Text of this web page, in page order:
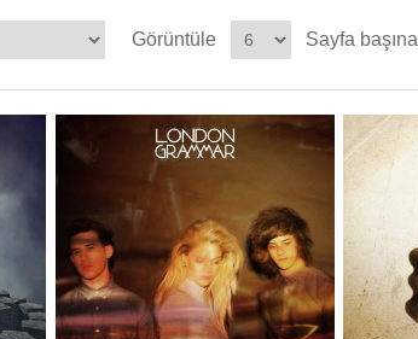
Görüntüle Sayfa başına